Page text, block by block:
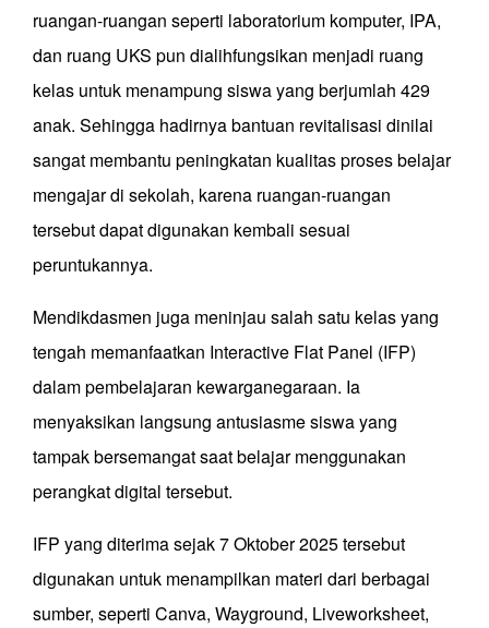
ruangan-ruangan seperti laboratorium komputer, IPA,
dan ruang UKS pun dialihfungsikan menjadi ruang
kelas untuk menampung siswa yang berjumlah 429
anak. Sehingga hadirnya bantuan revitalisasi dinilai
sangat membantu peningkatan kualitas proses belajar
mengajar di sekolah, karena ruangan-ruangan
tersebut dapat digunakan kembali sesuai
peruntukannya.
Mendikdasmen juga meninjau salah satu kelas yang
tengah memanfaatkan Interactive Flat Panel (IFP)
dalam pembelajaran kewarganegaraan. Ia
menyaksikan langsung antusiasme siswa yang
tampak bersemangat saat belajar menggunakan
perangkat digital tersebut.
IFP yang diterima sejak 7 Oktober 2025 tersebut
digunakan untuk menampilkan materi dari berbagai
sumber, seperti Canva, Wayground, Liveworksheet,